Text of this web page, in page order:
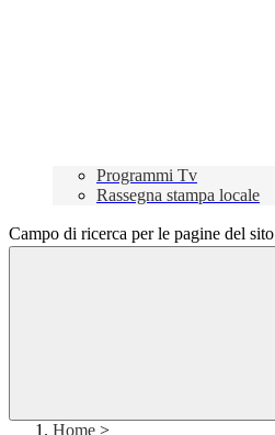
Programmi Tv
Rassegna stampa locale
Campo di ricerca per le pagine del sito
Home >